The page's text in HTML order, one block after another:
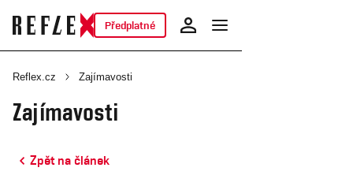
Předplatné
Reflex.cz Zajímavosti
Zajímavosti
Zpět na článek